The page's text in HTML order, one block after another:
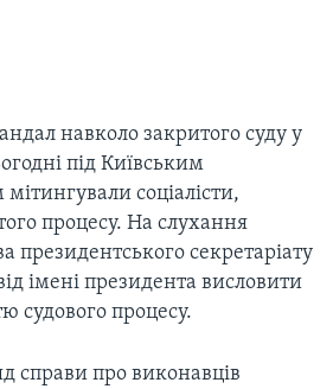
ТРАМПА: ПЕРШІ 100
навколо закритого суду у
під Київським
соціалісти,
процесу. На слухання
президентського секретаріату
імені президента висловити
судового процесу.
справи про виконавців